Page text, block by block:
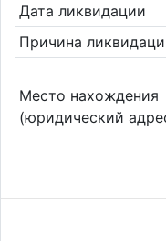
Дата ликвидации
Причина
Место нахождения
(юридический